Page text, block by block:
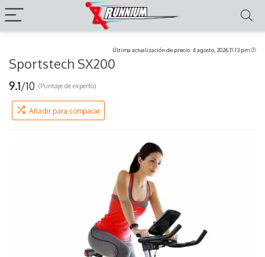
Última actualización de precio: 4 agosto, 2026 11:13 pm
Sportstech SX200
9.1/10 (Puntaje de experto)
Añadir para comparar